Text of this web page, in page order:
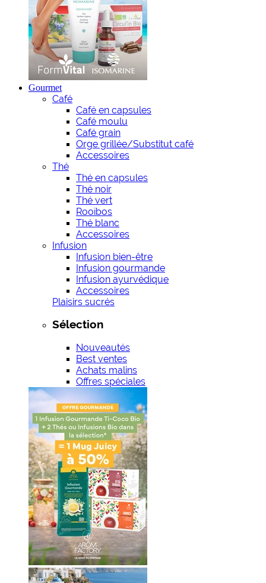
Gourmet
Café
Café en capsules
Café moulu
Café grain
Orge grillée/Substitut café
Accessoires
Thé
Thé en capsules
Thé noir
Thé vert
Rooïbos
Thé blanc
Accessoires
Infusion
Infusion bien-être
Infusion gourmande
Infusion ayurvédique
Accessoires
Plaisirs sucrés
Sélection
Nouveautés
Best ventes
Achats malins
Offres spéciales